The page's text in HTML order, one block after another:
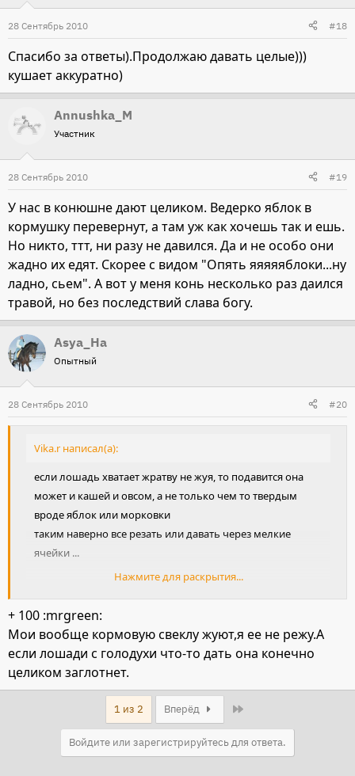
28 Сентябрь 2010 #18
Спасибо за ответы).Продолжаю давать целые)))
кушает аккуратно)
Annushka_M
Участник
28 Сентябрь 2010 #19
У нас в конюшне дают целиком. Ведерко яблок в
кормушку перевернут, а там уж как хочешь так и ешь.
Но никто, ттт, ни разу не давился. Да и не особо они
жадно их едят. Скорее с видом "Опять яяяяяблоки...ну
ладно, сьем". А вот у меня конь несколько раз даился
травой, но без последствий слава богу.
Asya_Ha
Опытный
28 Сентябрь 2010 #20
Vika.r написал(а):
если лошадь хватает жратву не жуя, то подавится она
может и кашей и овсом, а не только чем то твердым
вроде яблок или морковки
таким наверно все резать или давать через мелкие
ячейки ...
прободение тонкого кишечника у лошади ? сравните
овсинку и яблочное семечко что имеет более острые
вы бы видели какие они порой колючки жрут у меня
подошва шлепок в сквозных дырах от этих колючек
Нажмите для раскрытия...
+ 100 :mrgreen:
Мои вообще кормовую свеклу жуют,я ее не режу.А
если лошади с голодухи что-то дать она конечно
целиком заглотнет.
1 из 2 Вперёд
Войдите или зарегистрируйтесь для ответа.